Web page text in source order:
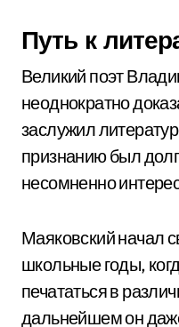
Путь к
Великий поэт
неоднократно
заслужил
признанию был
несомненно
Маяковский начал
школьные годы,
печататься в
дальнейшем он